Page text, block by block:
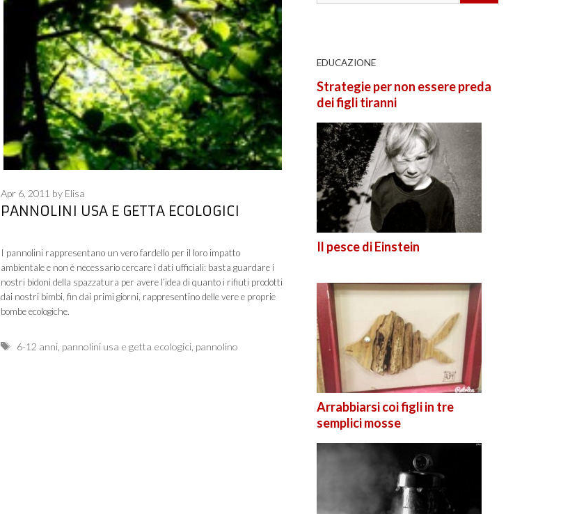
PANNOLINI USA E GETTA ECOLOGICI
Apr 6, 2011 by Elisa
I pannolini rappresentano un vero fardello per il loro impatto
ambientale e non è necessario cercare i dati ufficiali: basta guardare i
nostri bidoni della spazzatura per avere l’idea di quanto i rifiuti prodotti
dai nostri bimbi, fin dai primi giorni, rappresentino delle vere e proprie
bombe ecologiche.
Tags
6-12 anni, pannolini usa e getta ecologici, pannolino
EDUCAZIONE
Strategie per non essere preda
dei figli tiranni
Il pesce di Einstein
Arrabbiarsi coi figli in tre
semplici mosse